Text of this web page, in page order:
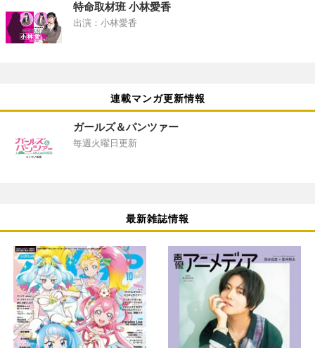
特命取材班 小林愛香
出演：小林愛香
連載マンガ更新情報
ガールズ＆パンツァー
毎週火曜日更新
最新雑誌情報